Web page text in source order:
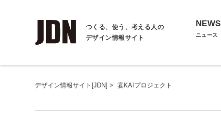
つくる、使う、考える人の
デザイン情報サイト
NEWS
ニュース
デザイン情報サイト[JDN] > 宴KAIプロジェクト